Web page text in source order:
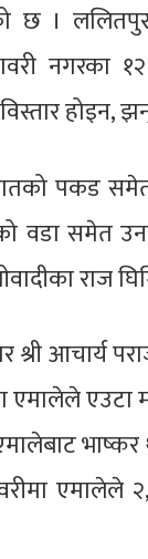
छ ।
होइन,
पकड
वडा समेत
राज
श्री आचार्य
एमालेले एउटा